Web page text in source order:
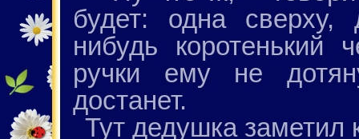
будет: одна сверху,
нибудь коротенький
ручки ему не
достанет.
Тут дедушка заметил